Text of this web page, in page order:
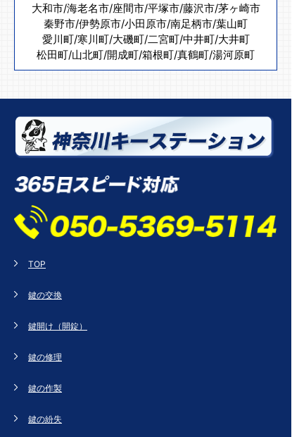
大和市/海老名市/座間市/平塚市/藤沢市/茅ヶ崎市
秦野市/伊勢原市/小田原市/南足柄市/葉山町
愛川町/寒川町/大磯町/二宮町/中井町/大井町
松田町/山北町/開成町/箱根町/真鶴町/湯河原町
TOP
鍵の交換
鍵開け（開錠）
鍵の修理
鍵の作製
鍵の紛失